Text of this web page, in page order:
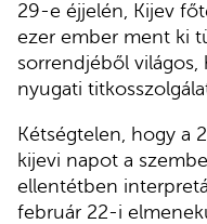
29-e éjjelén, Kijev
ezer ember ment ki
sorrendjéből
nyugati
Kétségtelen, hogy a
kijevi napot a
ellentétben
február 22-i